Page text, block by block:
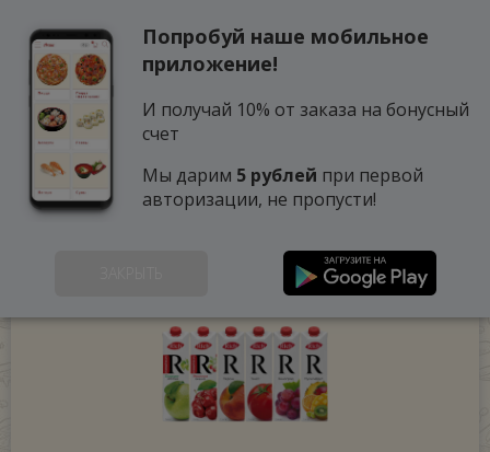
Попробуй наше мобильное
приложение!
И получай 10% от заказа на бонусный
счет
Мы дарим 5 рублей при первой
авторизации, не пропусти!